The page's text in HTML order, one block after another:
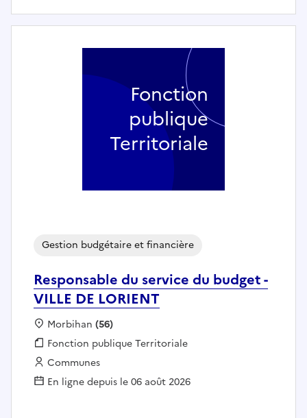
Responsable du service du budget -
VILLE DE LORIENT
Gestion budgétaire et financière
Localisation :
Morbihan (56)
Fonction publique :
Fonction publique Territoriale
Employeur :
Communes
En ligne depuis le 06 août 2026
Fonction
publique
Territoriale